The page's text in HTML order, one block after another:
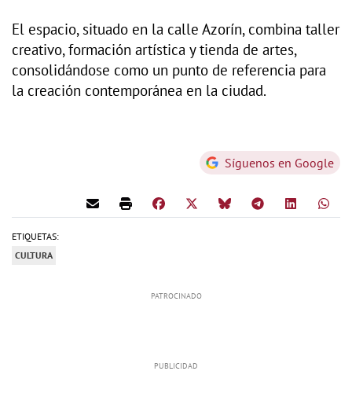
El espacio, situado en la calle Azorín, combina taller
creativo, formación artística y tienda de artes,
consolidándose como un punto de referencia para
la creación contemporánea en la ciudad.
Síguenos en Google
ETIQUETAS:
CULTURA